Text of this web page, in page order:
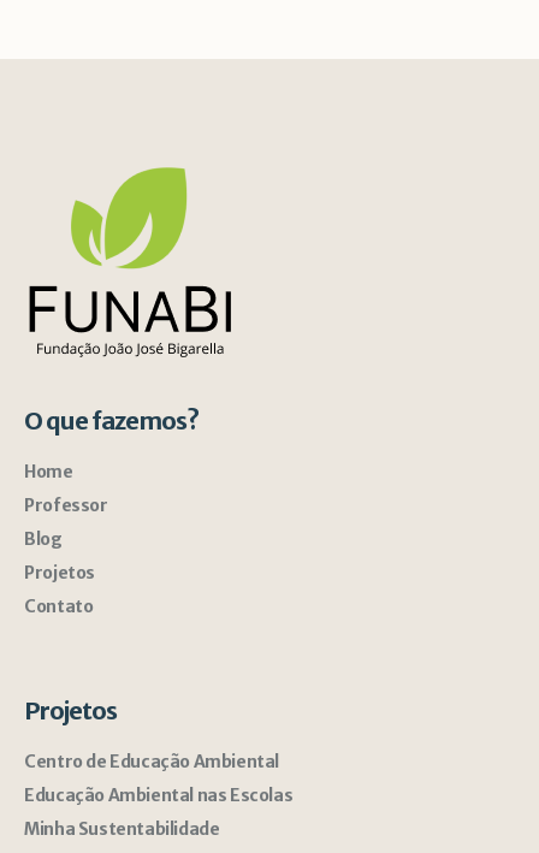
O que fazemos?
Home
Professor
Blog
Projetos
Contato
Projetos
Centro de Educação Ambiental
Educação Ambiental nas Escolas
Minha Sustentabilidade